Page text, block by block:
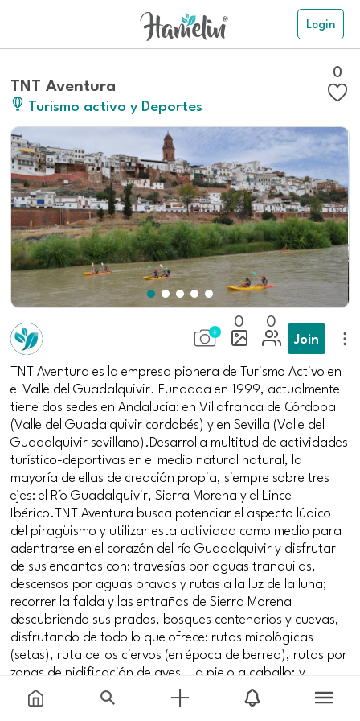
Login
TNT Aventura
Turismo activo y Deportes
0
0 0
Join
TNT Aventura es la empresa pionera de Turismo Activo en
el Valle del Guadalquivir. Fundada en 1999, actualmente
tiene dos sedes en Andalucía: en Villafranca de Córdoba
(Valle del Guadalquivir cordobés) y en Sevilla (Valle del
Guadalquivir sevillano).Desarrolla multitud de actividades
turístico-deportivas en el medio natural natural, la
mayoría de ellas de creación propia, siempre sobre tres
ejes: el Río Guadalquivir, Sierra Morena y el Lince
Ibérico.TNT Aventura busca potenciar el aspecto lúdico
del piragüismo y utilizar esta actividad como medio para
adentrarse en el corazón del río Guadalquivir y disfrutar
de sus encantos con: travesías por aguas tranquilas,
descensos por aguas bravas y rutas a la luz de la luna;
recorrer la falda y las entrañas de Sierra Morena
descubriendo sus prados, bosques centenarios y cuevas,
disfrutando de todo lo que ofrece: rutas micológicas
(setas), ruta de los ciervos (en época de berrea), rutas por
zonas de nidificación de aves...a pie o a caballo; y
mostrar la importancia y la vida de un animal en peligro
de extinción, uno de los habitantes más antiguos de esta